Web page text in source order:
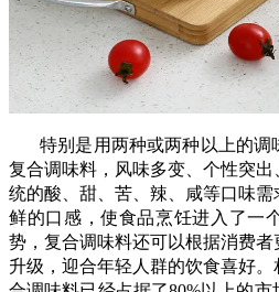
特别是用两种或两种以上的调
复合调味料，风味多变、个性突
统的酸、甜、苦、辣、咸等口味
鲜的口感，使食品烹饪进入了一
势，复合调味料还可以根据消费
升级，迎合年轻人群的饮食喜好